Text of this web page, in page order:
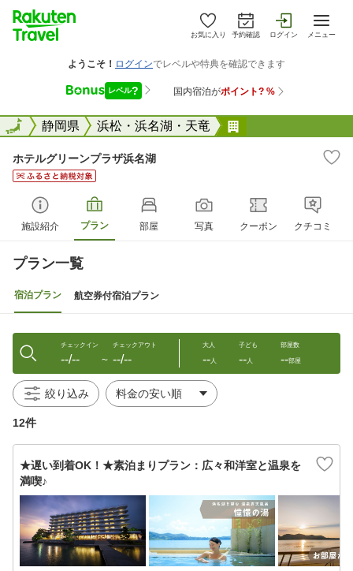
お気に入り 予約確認 ログイン メニュー
全国静岡県 浜松・浜名湖・天竜
全国
ホテルグリーンプラザ浜名湖
施設紹介 プラン 部屋 写真 クーポン クチコミ
プラン一覧
宿泊プラン 航空券付宿泊プラン
チェックイン
--/-- 〜
チェックアウト
--/--
大人
--人
子ども
--人
部屋数
--部屋
絞り込み
12件
★遅い到着OK！★素泊まりプラン：広々和洋室と温泉を
満喫♪